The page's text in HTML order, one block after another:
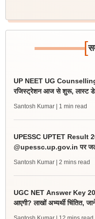
[
UP NEET UG Counselling
रजिस्ट्रेशन आज से शुरू, लास्ट
Santosh Kumar | 1 min read
UPESSC UPTET Result
@upessc.up.gov.in पर
Santosh Kumar | 2 mins read
UGC NET Answer Key
आएगी? लाखों अभ्यर्थी चिंतित,